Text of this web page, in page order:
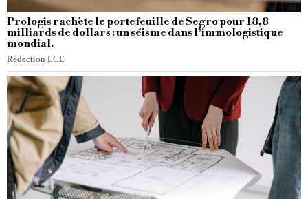
Prologis rachète le portefeuille de Segro pour 18,8
milliards de dollars : un séisme dans l’immologistique
mondial.
Redaction LCE